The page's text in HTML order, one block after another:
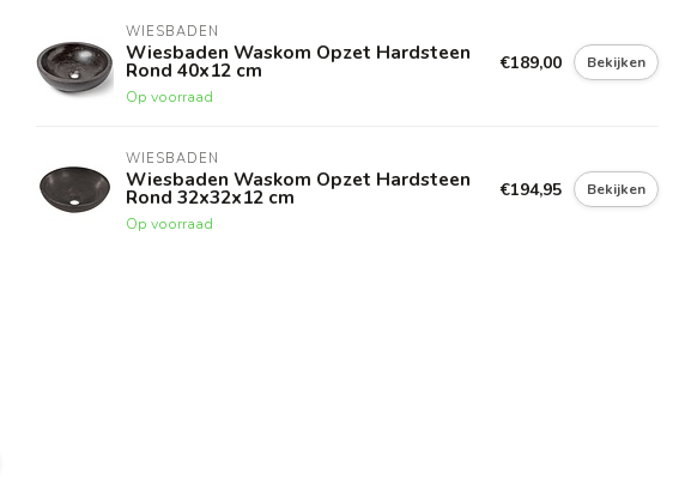
WIESBADEN
Wiesbaden Waskom Opzet Hardsteen
Rond 40x12 cm
Op voorraad
€189,00 Bekijken
WIESBADEN
Wiesbaden Waskom Opzet Hardsteen
Rond 32x32x12 cm
Op voorraad
€194,95 Bekijken